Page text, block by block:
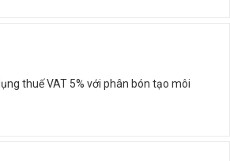
thuế VAT 5% với phân bón tạo môi